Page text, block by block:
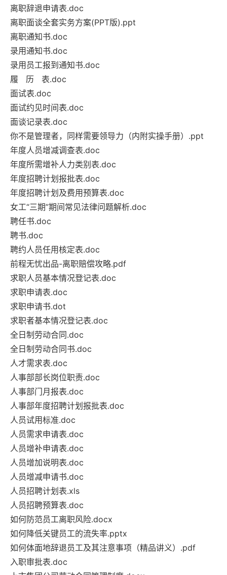
离职辞退申请表.doc
离职面谈全套实务方案(PPT版).ppt
离职通知书.doc
录用通知书.doc
录用员工报到通知书.doc
履 历 表.doc
面试表.doc
面试约见时间表.doc
面谈记录表.doc
你不是管理者，同样需要领导力（内附实操手册）.ppt
年度人员增减调查表.doc
年度所需增补人力类别表.doc
年度招聘计划报批表.doc
年度招聘计划及费用预算表.doc
女工“三期”期间常见法律问题解析.doc
聘任书.doc
聘书.doc
聘约人员任用核定表.doc
前程无忧出品-离职赔偿攻略.pdf
求职人员基本情况登记表.doc
求职申请表.doc
求职申请书.dot
求职者基本情况登记表.doc
全日制劳动合同.doc
全日制劳动合同书.doc
人才需求表.doc
人事部部长岗位职责.doc
人事部门月报表.doc
人事部年度招聘计划报批表.doc
人员试用标准.doc
人员需求申请表.doc
人员增补申请表.doc
人员增加说明表.doc
人员增减申请书.doc
人员招聘计划表.xls
人员招聘预算表.doc
如何防范员工离职风险.docx
如何降低关键员工的流失率.pptx
如何体面地辞退员工及其注意事项（精品讲义）.pdf
入职审批表.doc